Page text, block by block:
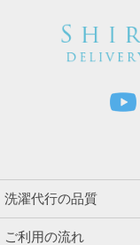
洗濯代行の品質
ご利用の流れ